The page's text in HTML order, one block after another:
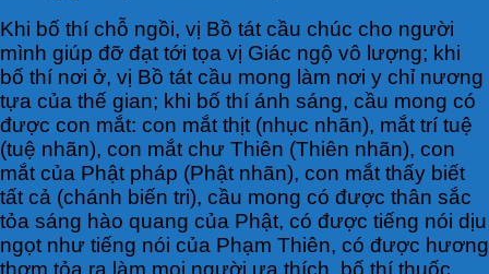
Khi bố thí chỗ ngồi, vị Bồ tát cầu chúc cho người
mình giúp đỡ đạt tới tọa vị Giác ngộ vô lượng; khi
bố thí nơi ở, vị Bồ tát cầu mong làm nơi y chỉ nương
tựa của thế gian; khi bố thí ánh sáng, cầu mong có
được con mắt: con mắt thịt (nhục nhãn), mắt trí tuệ
(tuệ nhãn), con mắt chư Thiên (Thiên nhãn), con
mắt của Phật pháp (Phật nhãn), con mắt thấy biết
tất cả (chánh biến tri), cầu mong có được thân sắc
tỏa sáng hào quang của Phật, có được tiếng nói dịu
ngọt như tiếng nói của Phạm Thiên, có được hương
thơm tỏa ra làm mọi người ưa thích, bố thí thuốc